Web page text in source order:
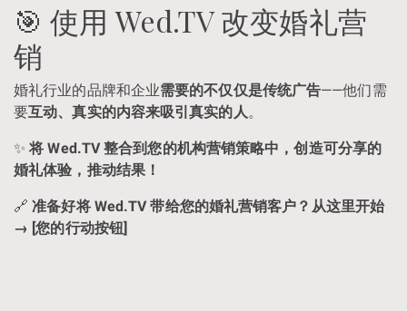
🎯 使用 Wed.TV 改变婚礼营
销
婚礼行业的品牌和企业需要的不仅仅是传统广告——他们需
要互动、真实的内容来吸引真实的人。
✨将 Wed.TV 整合到您的机构营销策略中，创造可分享的
婚礼体验，推动结果！
🔗准备好将 Wed.TV 带给您的婚礼营销客户？从这里开始
→ [您的行动按钮]